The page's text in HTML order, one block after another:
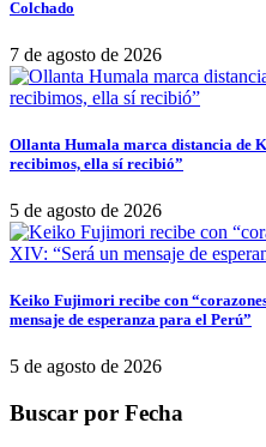
Colchado
7 de agosto de 2026
Ollanta Humala marca distancia de
recibimos, ella sí recibió”
5 de agosto de 2026
Keiko Fujimori recibe con
mensaje de esperanza para el Perú”
5 de agosto de 2026
Buscar por Fecha